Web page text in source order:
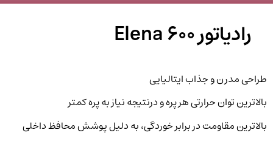
رادیاتور Elena 600
طراحی مدرن و جذاب ایتالیایی
بالاترین توان حرارتی هر پره و درنتیجه نیاز به پره کمتر
بالاترین مقاومت در برابر خوردگی، به دلیل پوشش محافظ داخلی